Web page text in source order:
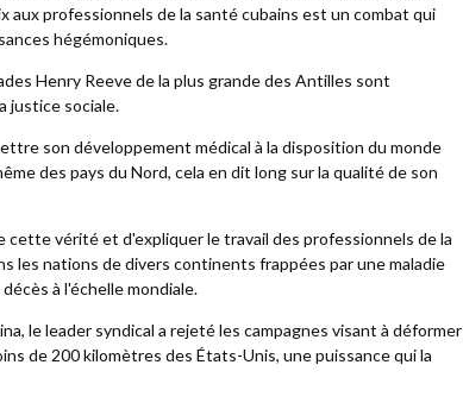
aux professionnels de la santé cubains est un combat qui
hégémoniques.
Henry Reeve de la plus grande des Antilles sont
justice sociale.
son développement médical à la disposition du monde
des pays du Nord, cela en dit long sur la qualité de son
cette vérité et d'expliquer le travail des professionnels de la
les nations de divers continents frappées par une maladie
à l'échelle mondiale.
le leader syndical a rejeté les campagnes visant à déformer
de 200 kilomètres des États-Unis, une puissance qui la